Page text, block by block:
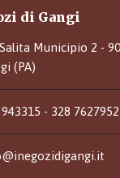
di Gangi
Municipio 2 -
(PA)
- 328 7627952